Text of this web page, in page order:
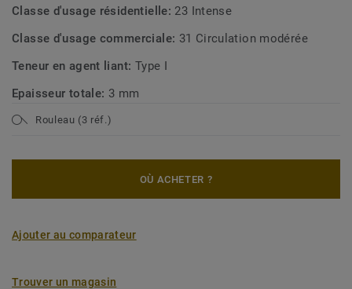
Classe d'usage résidentielle: 23 Intense
Classe d'usage commerciale: 31 Circulation modérée
Teneur en agent liant: Type I
Epaisseur totale: 3 mm
Rouleau (3 réf.)
OÙ ACHETER ?
Ajouter au comparateur
Trouver un magasin